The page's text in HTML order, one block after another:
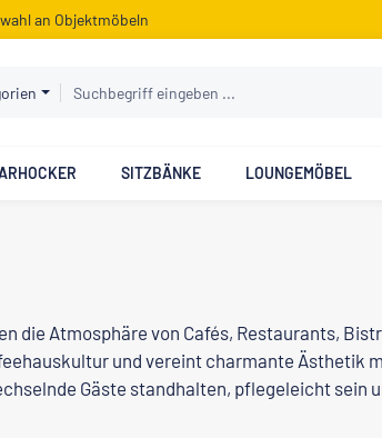
an Objektmöbeln
SITZBÄNKE LOUNGEMÖBEL
Atmosphäre von Cafés, Restaurants,
und vereint charmante Ästhetik
Gäste standhalten, pflegeleicht sein